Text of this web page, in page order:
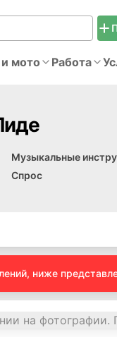
мото Работа
Музыкальные
Спрос
ниже